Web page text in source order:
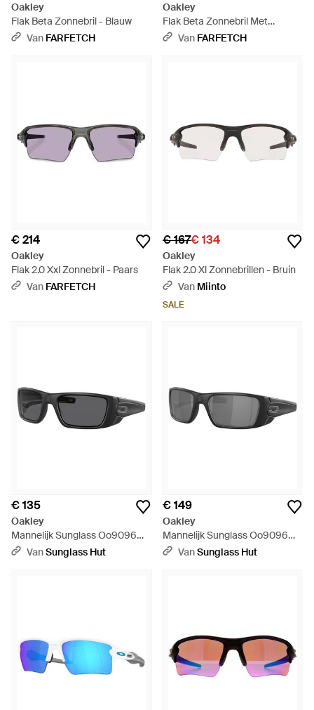
Oakley
Flak Beta Zonnebril - Blauw
Van FARFETCH
Oakley
Flak Beta Zonnebril Met
Gepolariseerd Montuur - Blauw
Van FARFETCH
€ 214
Oakley
Flak 2.0 Xxl Zonnebril - Paars
Van FARFETCH
€ 167€ 134
Oakley
Flak 2.0 Xl Zonnebrillen - Bruin
Van Miinto
SALE
€ 135
Oakley
Mannelijk Sunglass Oo9096
Standard Issue Fuel Cell Usa
VanSunglass Hut
€ 149
Oakley
Mannelijk Sunglass Oo9096
Standard Issue Fuel Cell Usa
VanSunglass Hut